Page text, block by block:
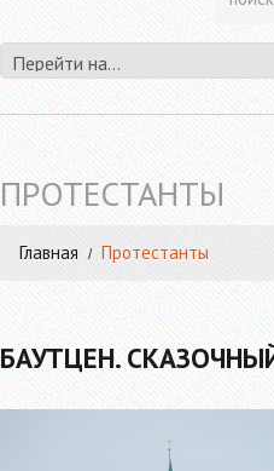
ПРОТЕСТАНТЫ
Главная Протестанты
БАУТЦЕН.